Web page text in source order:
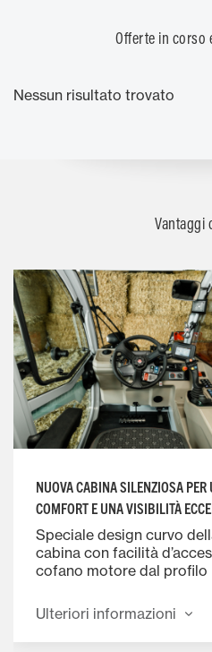
Offerte in corso
Nessun risultato trovato
Vantaggi
NUOVA CABINA SILENZIOSA PER
COMFORT E UNA VISIBILITÀ
Speciale design curvo
cabina con facilità
cofano motore dal profilo
sospensione pneumatica
Ora con un ambiente più
silenzioso di 4 dBA
Ulteriori informazioni